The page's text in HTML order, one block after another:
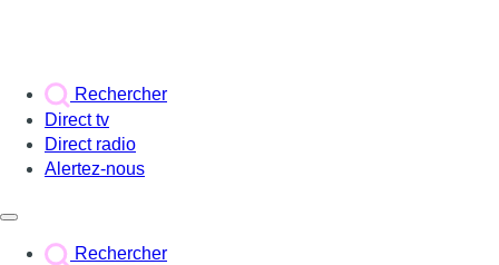
Rechercher
Direct tv
Direct radio
Alertez-nous
Rechercher